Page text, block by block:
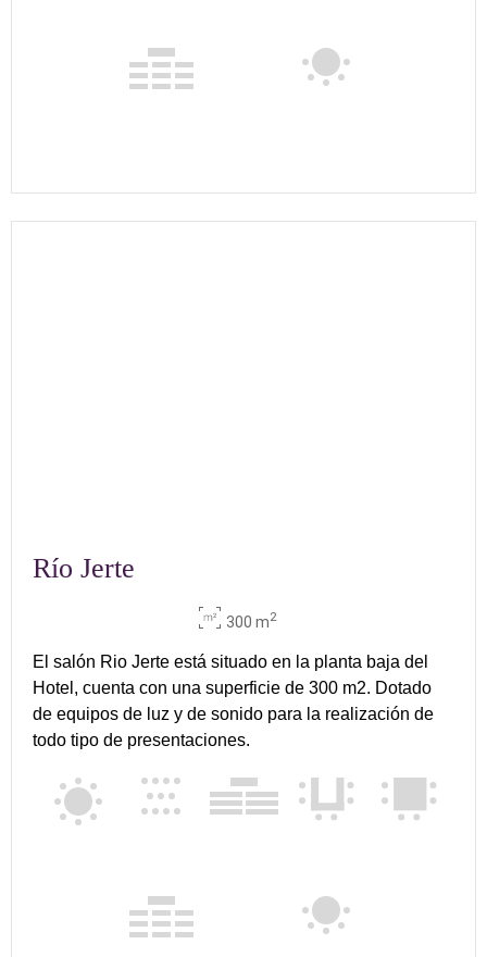
Río Jerte
300 m2
El salón Rio Jerte está situado en la planta baja del
Hotel, cuenta con una superficie de 300 m2. Dotado
de equipos de luz y de sonido para la realización de
todo tipo de presentaciones.